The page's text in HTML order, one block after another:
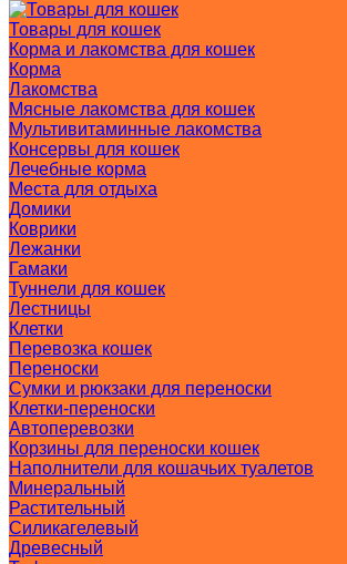
Товары для кошек
Корма и лакомства для кошек
Корма
Лакомства
Мясные лакомства для кошек
Мультивитаминные лакомства
Консервы для кошек
Лечебные корма
Места для отдыха
Домики
Коврики
Лежанки
Гамаки
Туннели для кошек
Лестницы
Клетки
Перевозка кошек
Переноски
Сумки и рюкзаки для переноски
Клетки-переноски
Автоперевозки
Корзины для переноски кошек
Наполнители для кошачьих туалетов
Минеральный
Растительный
Силикагелевый
Древесный